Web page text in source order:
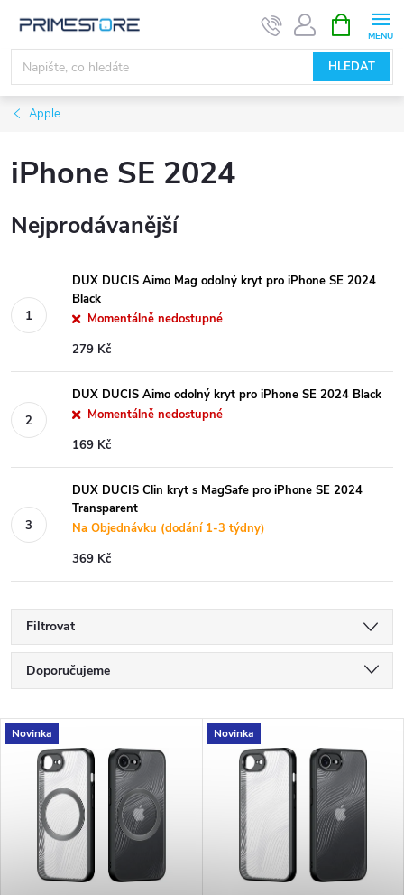
obsah
HLEDAT
NÁKUPNÍ
KOŠÍK
Apple
iPhone SE 2024
Nejprodávanější
DUX DUCIS Aimo Mag odolný kryt pro iPhone SE 2024
Black
Momentálně nedostupné
279 Kč
DUX DUCIS Aimo odolný kryt pro iPhone SE 2024 Black
Momentálně nedostupné
169 Kč
DUX DUCIS Clin kryt s MagSafe pro iPhone SE 2024
Transparent
Na Objednávku (dodání 1-3 týdny)
369 Kč
Filtrovat
Ř
a
Doporučujeme
Nejdražší
Nejprodávanější
Abecedně
V
Novinka Novinka